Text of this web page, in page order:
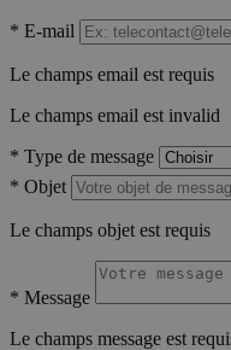
* E-mail
Le champs email est requis
Le champs email est invalid
* Type de message
* Objet
Le champs objet est requis
* Message
Le champs message est